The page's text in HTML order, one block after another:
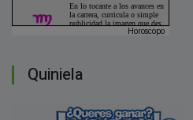
Horoscopo
Quiniela